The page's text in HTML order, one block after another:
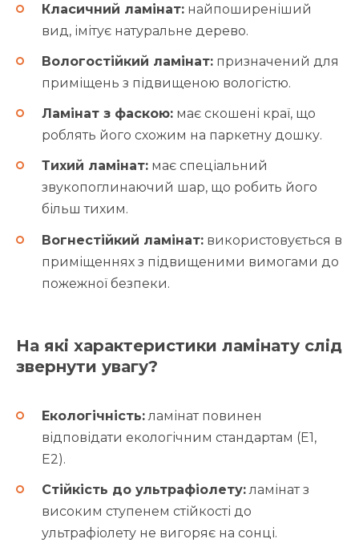
Класичний ламінат: найпоширеніший
вид, імітує натуральне дерево.
Вологостійкий ламінат: призначений для
приміщень з підвищеною вологістю.
Ламінат з фаскою: має скошені краї, що
роблять його схожим на паркетну дошку.
Тихий ламінат: має спеціальний
звукопоглинаючий шар, що робить його
більш тихим.
Вогнестійкий ламінат: використовується в
приміщеннях з підвищеними вимогами до
пожежної безпеки.
На які характеристики ламінату слід
звернути увагу?
Екологічність:ламінат повинен
відповідати екологічним стандартам (E1,
E2).
Стійкість до ультрафіолету:ламінат з
високим ступенем стійкості до
ультрафіолету не вигоряє на сонці.